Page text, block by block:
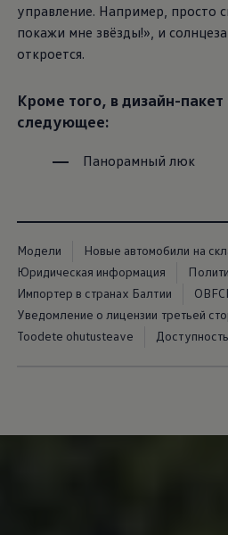
управление. Например, просто
покажи мне звёзды!», и
откроется.
Кроме того, в дизайн-
следующее:
Панорамный люк
Модели Новые автомобили на
Юридическая информация
Импортер в странах Балтии
Уведомление о лицензии третьей
Toodete ohutusteave
Доступность